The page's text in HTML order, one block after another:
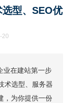
型、SEO优
20
业在建站第一步
术选型、服务器
，为你提供一份